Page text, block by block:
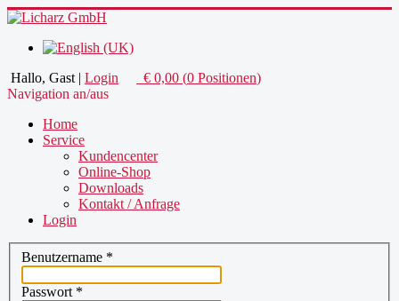
Hallo, Gast | Login € 0,00 (0 Positionen)
Navigation an/aus
Home
Service
Kundencenter
Online-Shop
Downloads
Kontakt / Anfrage
Login
Benutzername *
Passwort *